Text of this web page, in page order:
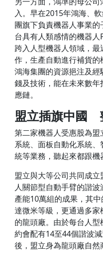
入。早在2015年鴻海、
團旗下負責機器人事業
台具有人類感情的機器
跨入人型機器人領域，
作，生產自動進行補貨
鴻海集團的資源挹注及
錢及技術，能在未來數
應鏈。
盟立插旗中國
第二家機器人受惠股為
系統、面板自動化系統
統等業務，聽起來都跟機
盟立與大等公司共同成
人關節型自動手臂的諧
產能10萬組的成果，其
達微米等級，更通過多
的龍頭廠。由於每台人
約會配有14至44個諧波
後，盟立身為龍頭廠自然